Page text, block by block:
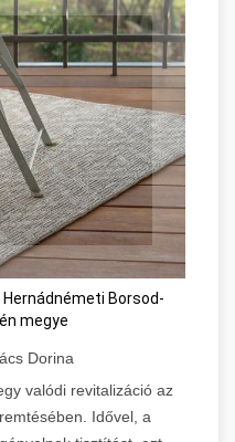
Borsod-
megye
Dorina
valódi revitalizáció az
Idővel, a